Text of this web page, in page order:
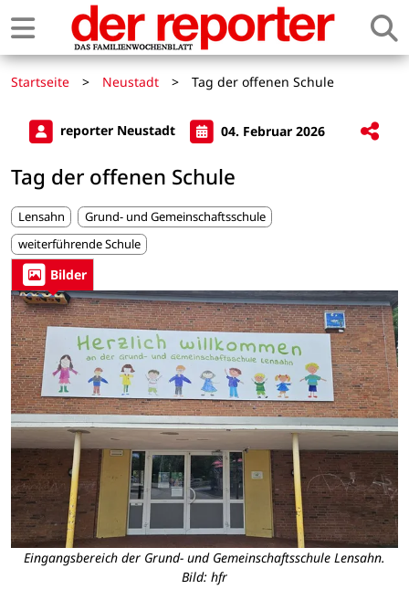
Startseite > Neustadt > Tag der offenen Schule
reporter Neustadt 04. Februar 2026
Tag der offenen Schule
Lensahn
Grund- und Gemeinschaftsschule
weiterführende Schule
Bilder
Eingangsbereich der Grund- und Gemeinschaftsschule Lensahn.
Bild: hfr